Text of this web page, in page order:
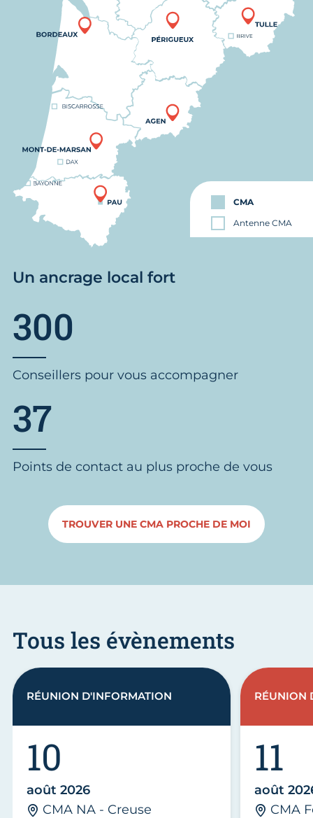
CMA
Antenne CMA
Un ancrage local fort
300
Conseillers pour vous accompagner
37
Points de contact au plus proche de vous
TROUVER UNE CMA PROCHE DE MOI
Tous les évènements
10
août 2026
CMA NA - Creuse
RÉUNION D'INFORMATION
11
août
CMA
RÉUNION